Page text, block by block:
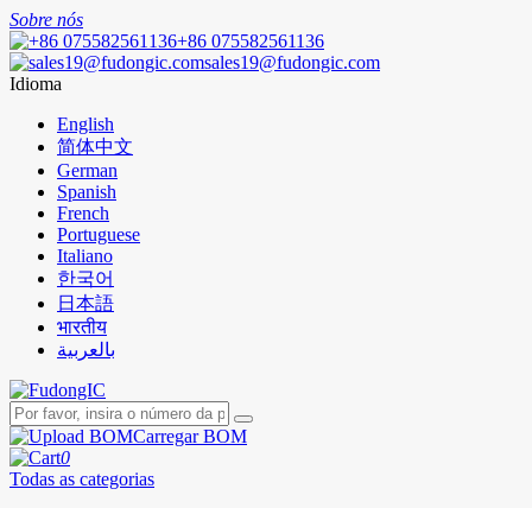
Sobre nós
+86 075582561136
sales19@fudongic.com
Idioma
English
简体中文
German
Spanish
French
Portuguese
Italiano
한국어
日本語
भारतीय
بالعربية
Carregar BOM
0
Todas as categorias